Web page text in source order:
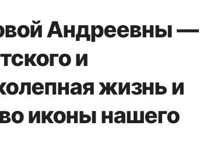
Андреевны —
и
жизнь и
иконы нашего